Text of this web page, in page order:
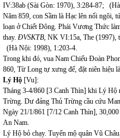
IV:38ab (Sài Gòn: 1970), 3:284-87;
Năm 859, con Sầm là Hạc lên nối ngôi,
loạn ở Chiết Đông. Phái Vương Thức
thay. ĐVSKTB, NK VI:15a, The (1997),
(Hà Nội: 1998), 1:203-4.
Trong khi đó, vua Nam Chiếu Đoàn
860, Từ Long tự xưng đế, đặt niên hiệu
Lý Hộ [Vu]:
Tháng 3-4/860 [3 Canh Thìn] khi Lý
Trừng. Dư đảng Thủ Trừng cầu cứu
Ngày 21/1/861 [7/12 Canh Thìn],
An Nam.
Lý Hộ bỏ chạy. Tuyển mộ quân Vũ